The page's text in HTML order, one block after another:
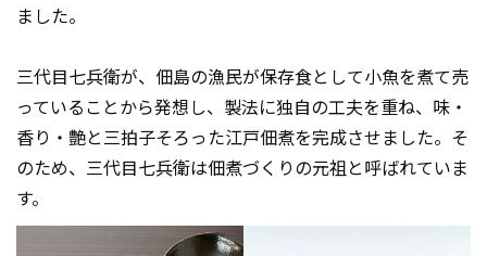
ました。
三代目七兵衛が、佃島の漁民が保存食として小魚を煮て売
っていることから発想し、製法に独自の工夫を重ね、味・
香り・艶と三拍子そろった江戸佃煮を完成させました。そ
のため、三代目七兵衛は佃煮づくりの元祖と呼ばれていま
す。